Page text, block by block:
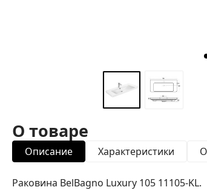
О товаре
Описание Характеристики
Раковина BelBagno Luxury 105 11105-KL.